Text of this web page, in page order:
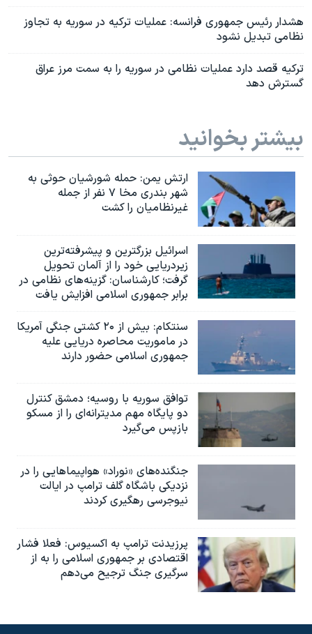
هشدار رئیس جمهوری فرانسه: عملیات ترکیه در سوریه به تجاوز
نظامی تبدیل نشود
ترکیه قصد دارد عملیات نظامی در سوریه را به سمت مرز عراق
گسترش دهد
بیشتر بخوانید
ارتش یمن: حمله شورشیان حوثی به
شهر بندری مخا ۷ نفر از جمله
غیرنظامیان را کشت
اسرائيل بزرگترین و پیشرفته‌ترین
زیردریایی خود را از آلمان تحویل
گرفت؛ کارشناسان: گزینه‌های نظامی در
برابر جمهوری اسلامی افزایش یافت
سنتکام: بیش از ۲۰ کشتی جنگی آمریکا
در ماموریت محاصره دریایی علیه
جمهوری اسلامی حضور دارند
توافق سوریه با روسیه؛ دمشق کنترل
دو پایگاه مهم مدیترانه‌ای را از مسکو
بازپس می‌گیرد
جنگنده‌های «نوراد» هواپیماهایی را در
نزدیکی باشگاه گلف ترامپ در ایالت
نیوجرسی رهگیری کردند
پرزیدنت ترامپ به اکسیوس: فعلا فشار
اقتصادی بر جمهوری اسلامی را به از
سرگیری جنگ ترجیح می‌دهم